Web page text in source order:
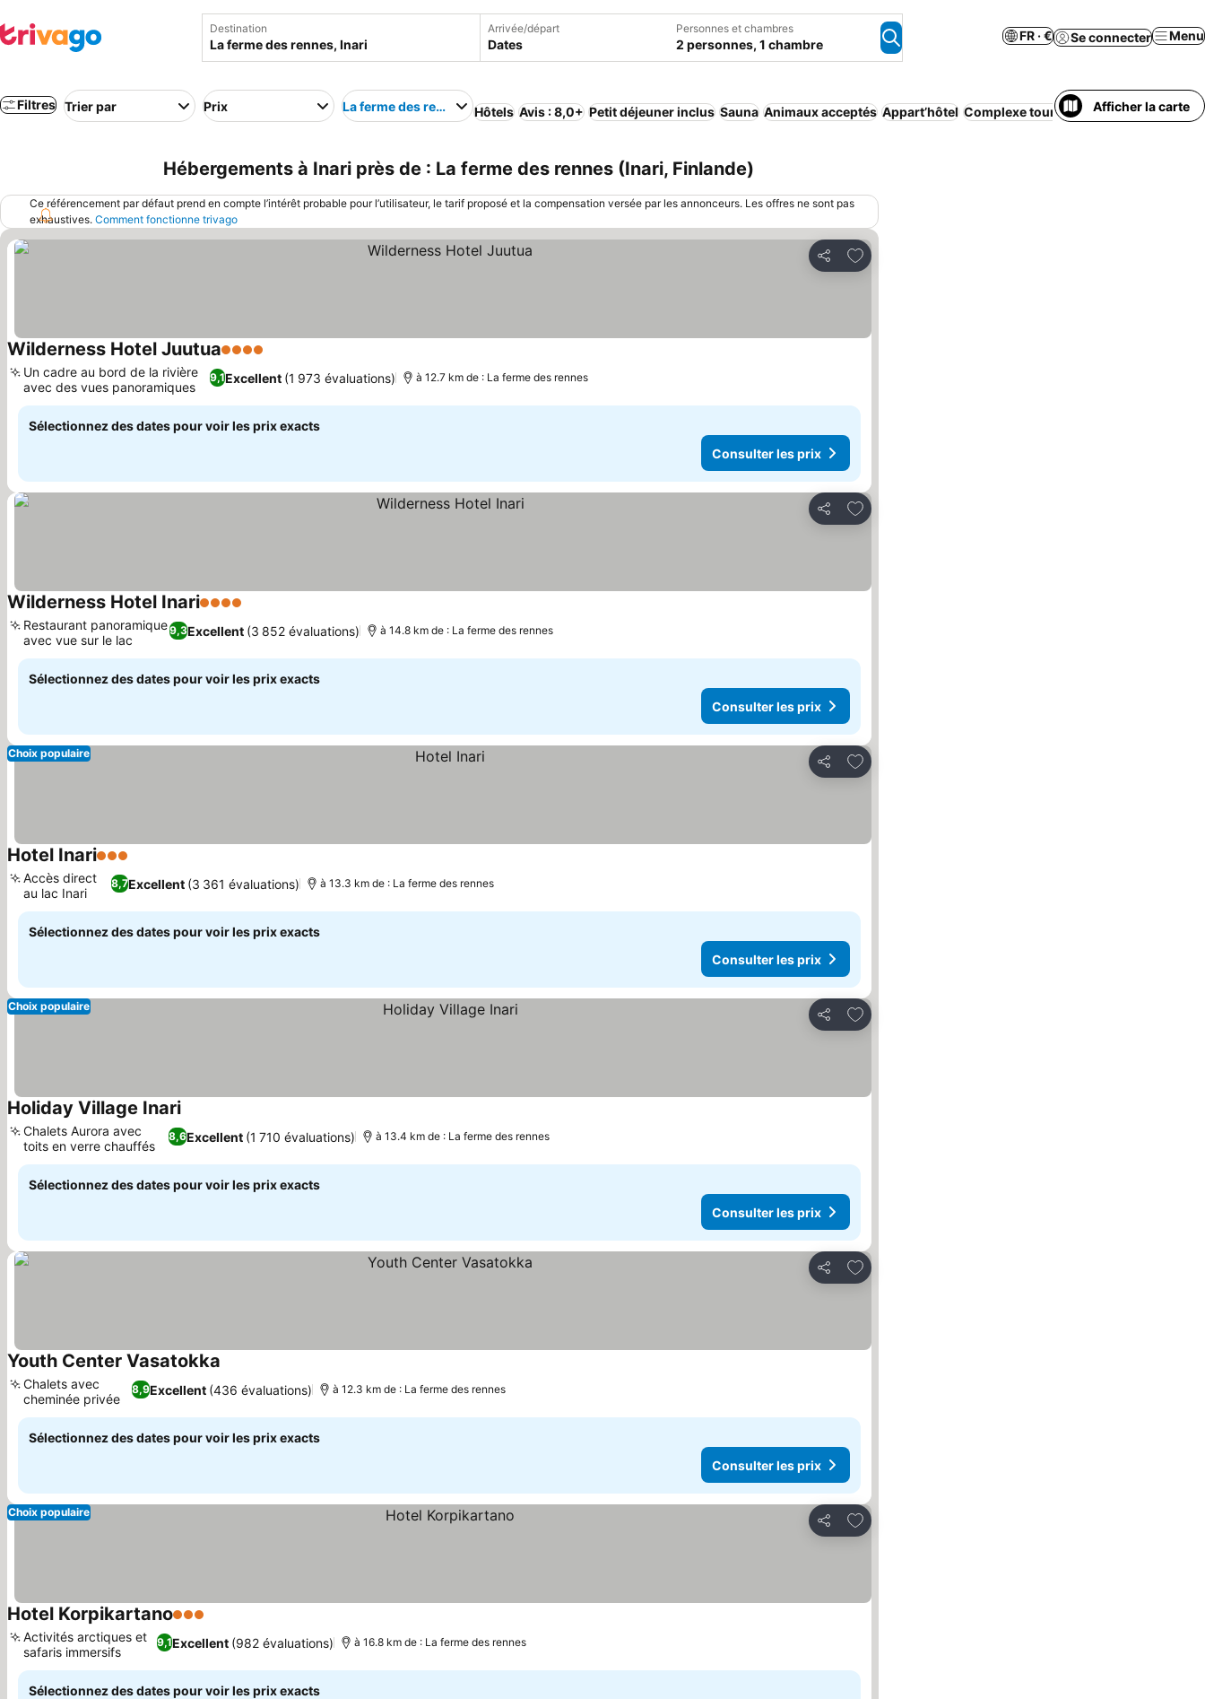
Destination Arrivée/départ
Dates
Personnes et chambres
2 personnes, 1 chambre
FR · € Se connecter Menu
Filtres Trier par Prix La ferme des rennes Hôtels Avis : 8,0+ Petit déjeuner inclus Sauna Animaux acceptés Appart’hôtel Complexe touristique Bed & Breakfast
Afficher la carte
Hébergements à Inari près de : La ferme des rennes (Inari, Finlande)
Ce référencement par défaut prend en compte l’intérêt probable pour l’utilisateur, le tarif proposé et la compensation versée par les annonceurs. Les offres ne sont pas
exhaustives. Comment fonctionne trivago
Partager
Ajouter à mes favoris
Wilderness Hotel Juutua4 Étoiles
9,1Excellent (1 973 évaluations)
Un cadre au bord de la rivière
avec des vues panoramiques
à 12.7 km de : La ferme des rennes
Sélectionnez des dates pour voir les prix exacts
Consulter les prix
Partager
Ajouter à mes favoris
Wilderness Hotel Inari4 Étoiles
9,3Excellent (3 852 évaluations)
Restaurant panoramique
avec vue sur le lac
à 14.8 km de : La ferme des rennes
Sélectionnez des dates pour voir les prix exacts
Consulter les prix
Partager
Ajouter à mes favoris
Choix populaire
Hotel Inari3 Étoiles
8,7Excellent (3 361 évaluations)
Accès direct
au lac Inari
à 13.3 km de : La ferme des rennes
Sélectionnez des dates pour voir les prix exacts
Consulter les prix
Partager
Ajouter à mes favoris
Choix populaire
Holiday Village Inari
8,6Excellent (1 710 évaluations)
Chalets Aurora avec
toits en verre chauffés
à 13.4 km de : La ferme des rennes
Sélectionnez des dates pour voir les prix exacts
Consulter les prix
Partager
Ajouter à mes favoris
Youth Center Vasatokka
8,9Excellent (436 évaluations)
Chalets avec
cheminée privée
à 12.3 km de : La ferme des rennes
Sélectionnez des dates pour voir les prix exacts
Consulter les prix
Partager
Ajouter à mes favoris
Choix populaire
Hotel Korpikartano3 Étoiles
9,1Excellent (982 évaluations)
Activités arctiques et
safaris immersifs
à 16.8 km de : La ferme des rennes
Sélectionnez des dates pour voir les prix exacts